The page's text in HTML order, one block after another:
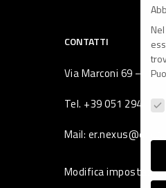
CONTATTI
Via Marconi 69 –
Tel. +39 051 294 775
Mail:
Modifica